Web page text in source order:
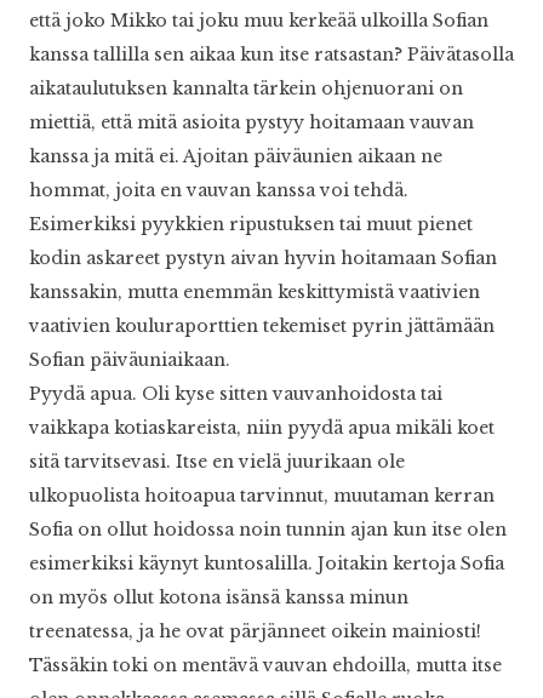
että joko Mikko tai joku muu kerkeää ulkoilla Sofian
kanssa tallilla sen aikaa kun itse ratsastan? Päivätasolla
aikataulutuksen kannalta tärkein ohjenuorani on
miettiä, että mitä asioita pystyy hoitamaan vauvan
kanssa ja mitä ei. Ajoitan päiväunien aikaan ne
hommat, joita en vauvan kanssa voi tehdä.
Esimerkiksi pyykkien ripustuksen tai muut pienet
kodin askareet pystyn aivan hyvin hoitamaan Sofian
kanssakin, mutta enemmän keskittymistä vaativien
vaativien kouluraporttien tekemiset pyrin jättämään
Sofian päiväuniaikaan.
Pyydä apua. Oli kyse sitten vauvanhoidosta tai
vaikkapa kotiaskareista, niin pyydä apua mikäli koet
sitä tarvitsevasi. Itse en vielä juurikaan ole
ulkopuolista hoitoapua tarvinnut, muutaman kerran
Sofia on ollut hoidossa noin tunnin ajan kun itse olen
esimerkiksi käynyt kuntosalilla. Joitakin kertoja Sofia
on myös ollut kotona isänsä kanssa minun
treenatessa, ja he ovat pärjänneet oikein mainiosti!
Tässäkin toki on mentävä vauvan ehdoilla, mutta itse